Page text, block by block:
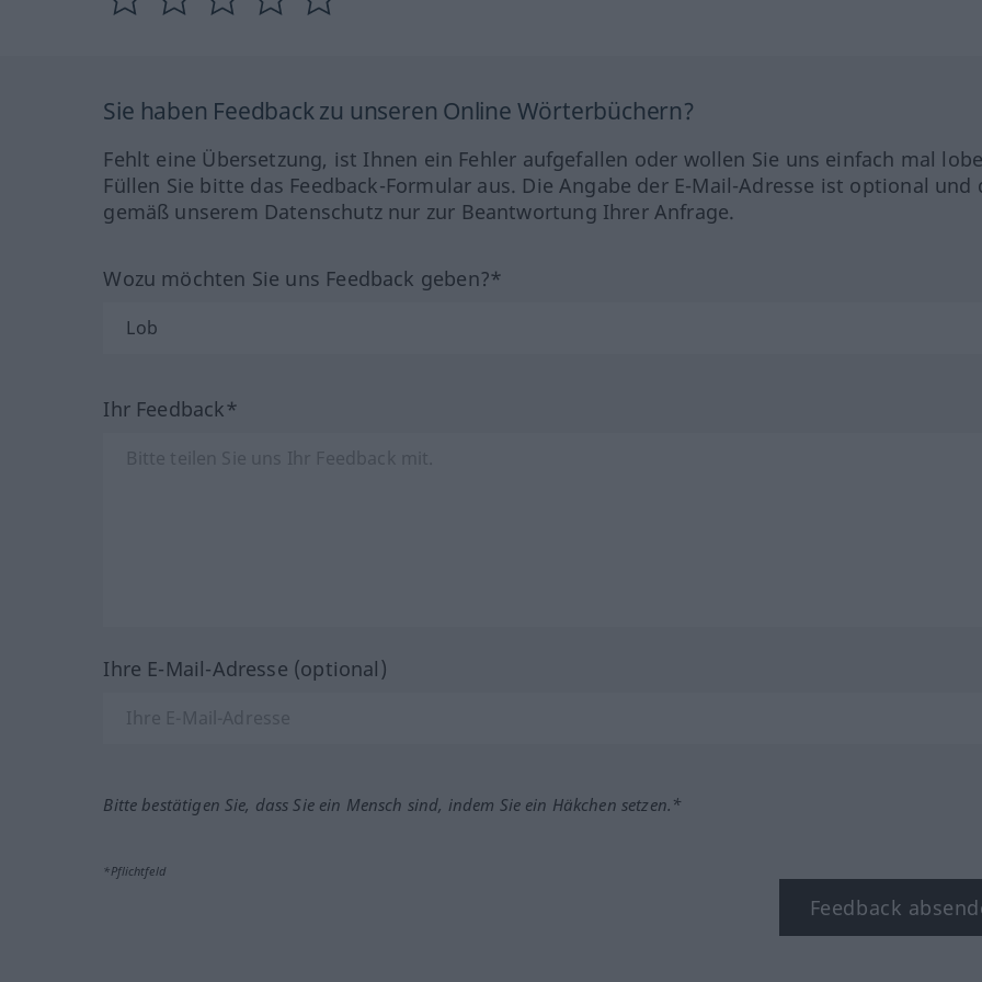
Sie haben Feedback zu unseren Online Wörterbüchern?
Fehlt eine Übersetzung, ist Ihnen ein Fehler aufgefallen oder wollen Sie uns einfach mal
Füllen Sie bitte das Feedback-Formular aus. Die Angabe der E-Mail-Adresse ist optional und
gemäß unserem Datenschutz nur zur Beantwortung Ihrer Anfrage.
Wozu möchten Sie uns Feedback geben?*
Ihr Feedback*
Ihre E-Mail-Adresse (optional)
Bitte bestätigen Sie, dass Sie ein Mensch sind, indem Sie ein Häkchen setzen.*
*Pflichtfeld
Feedback